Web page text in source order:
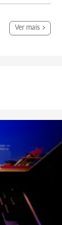
Ver mais